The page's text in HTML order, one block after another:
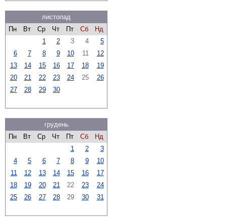
листопад
Пн
Вт Ср Чт Пт Сб
Нд
1
2 3 4
5
6
7 8 9 10 11
12
13
14 15 16 17 18
19
20
21 22 23 24 25
26
27
28 29 30
грудень
Пн
Вт Ср Чт Пт Сб
Нд
1
2
3
4
5 6 7 8 9
10
11
12 13 14 15 16
17
18
19 20 21 22 23
24
25
26 27 28 29 30 31